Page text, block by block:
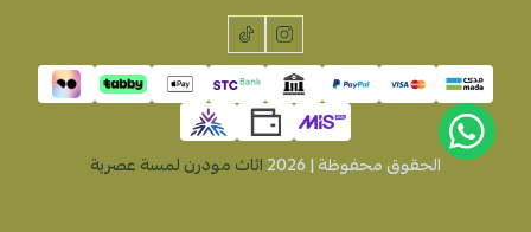
الحقوق محفوظة | 2026 اثاث مودرن لمسة عصرية